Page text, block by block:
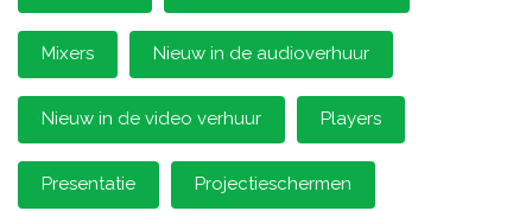
Mixers Nieuw in de audioverhuur
Nieuw in de video verhuur Players
Presentatie Projectieschermen